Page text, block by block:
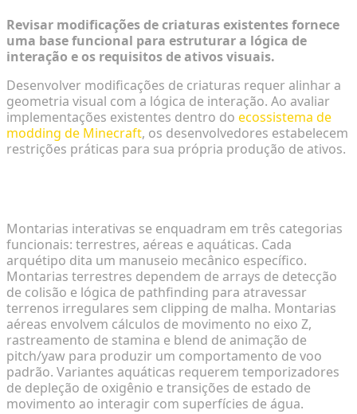
Revisar modificações de criaturas existentes fornece
uma base funcional para estruturar a lógica de
interação e os requisitos de ativos visuais.
Desenvolver modificações de criaturas requer alinhar a
geometria visual com a lógica de interação. Ao avaliar
implementações existentes dentro do ecossistema de
modding de Minecraft, os desenvolvedores estabelecem
restrições práticas para sua própria produção de ativos.
Montarias interativas se enquadram em três categorias
funcionais: terrestres, aéreas e aquáticas. Cada
arquétipo dita um manuseio mecânico específico.
Montarias terrestres dependem de arrays de detecção
de colisão e lógica de pathfinding para atravessar
terrenos irregulares sem clipping de malha. Montarias
aéreas envolvem cálculos de movimento no eixo Z,
rastreamento de stamina e blend de animação de
pitch/yaw para produzir um comportamento de voo
padrão. Variantes aquáticas requerem temporizadores
de depleção de oxigênio e transições de estado de
movimento ao interagir com superfícies de água.